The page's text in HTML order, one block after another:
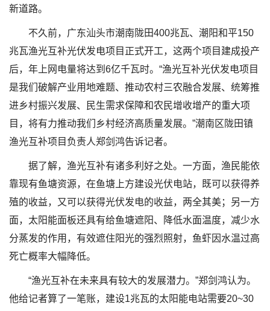
新道路。
不久前，广东汕头市潮南陇田400兆瓦、潮阳和平150
兆瓦渔光互补光伏发电项目正式开工，这两个项目建成投产
后，年上网电量将达到6亿千瓦时。“渔光互补光伏发电项目
是我们破解产业用地难题、推动农村三农融合发展、统筹推
进乡村振兴发展、民生需求保障和农民增收增产的重大项
目，将有力推动我们乡村经济高质量发展。”潮南区陇田镇
渔光互补项目负责人郑剑鸿告诉记者。
据了解，渔光互补有诸多利好之处。一方面，渔民能依
靠现有鱼塘资源，在鱼塘上方建设光伏电站，既可以获得养
殖的收益，又可以获得光伏发电的收益，两全其美；另一方
面，太阳能面板还具有给鱼塘遮阳、降低水面温度，减少水
分蒸发的作用，有效遮住阳光的强烈照射，鱼虾因水温过高
死亡概率大幅降低。
“渔光互补在未来具有较大的发展潜力。”郑剑鸿认为。
他给记者算了一笔账，建设1兆瓦的太阳能电站需要20~30